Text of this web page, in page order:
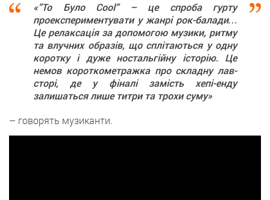
«”То Було Cool” – це спроба гурту
проекспериментувати у жанрі рок-балади…
Це релаксація за допомогою музики, ритму
та влучних образів, що сплітаються у одну
коротку і дуже ностальгійну історію. Це
немов короткометражка про складну лав-
сторі, де у фіналі замість хепі-енду
залишаться лише титри та трохи суму»
– говорять музиканти.